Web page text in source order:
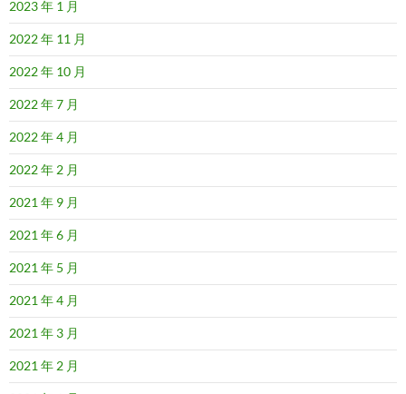
2023 年 1 月
2022 年 11 月
2022 年 10 月
2022 年 7 月
2022 年 4 月
2022 年 2 月
2021 年 9 月
2021 年 6 月
2021 年 5 月
2021 年 4 月
2021 年 3 月
2021 年 2 月